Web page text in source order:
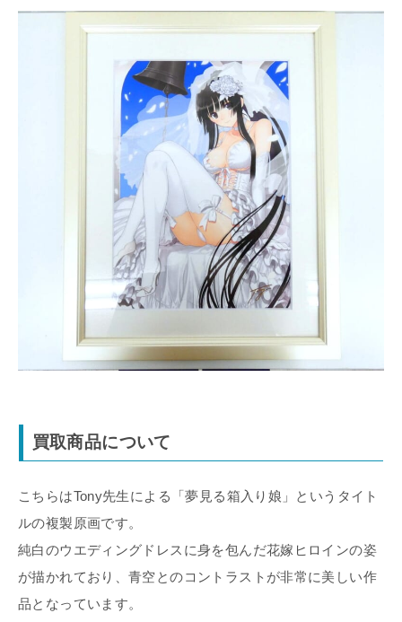
買取商品について
こちらはTony先生による「夢見る箱入り娘」というタイト
ルの複製原画です。
純白のウエディングドレスに身を包んだ花嫁ヒロインの姿
が描かれており、青空とのコントラストが非常に美しい作
品となっています。